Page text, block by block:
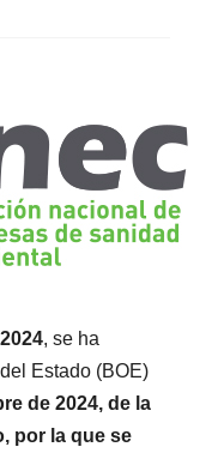
, se ha
Estado (BOE)
de 2024, de la
por la que se